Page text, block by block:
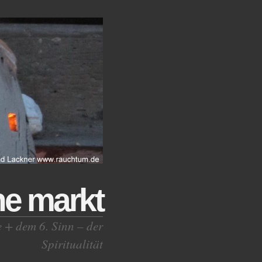
markt
+ dem 6. Sinn – der
Spiritualität